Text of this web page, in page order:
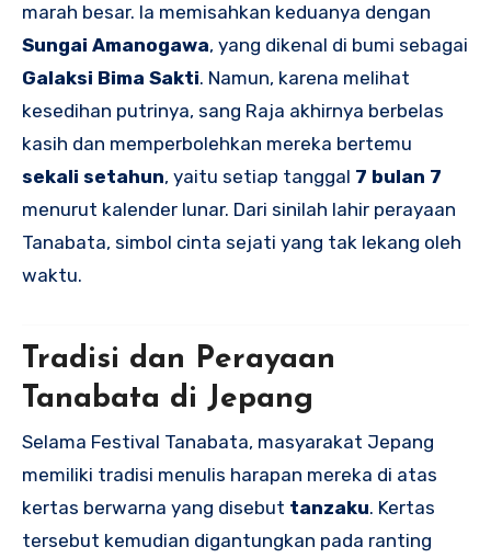
marah besar. Ia memisahkan keduanya dengan
Sungai Amanogawa, yang dikenal di bumi sebagai
Galaksi Bima Sakti. Namun, karena melihat
kesedihan putrinya, sang Raja akhirnya berbelas
kasih dan memperbolehkan mereka bertemu
sekali setahun, yaitu setiap tanggal 7 bulan 7
menurut kalender lunar. Dari sinilah lahir perayaan
Tanabata, simbol cinta sejati yang tak lekang oleh
waktu.
Tradisi dan Perayaan
Tanabata di Jepang
Selama Festival Tanabata, masyarakat Jepang
memiliki tradisi menulis harapan mereka di atas
kertas berwarna yang disebut tanzaku. Kertas
tersebut kemudian digantungkan pada ranting